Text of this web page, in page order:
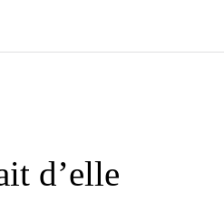
d’elle